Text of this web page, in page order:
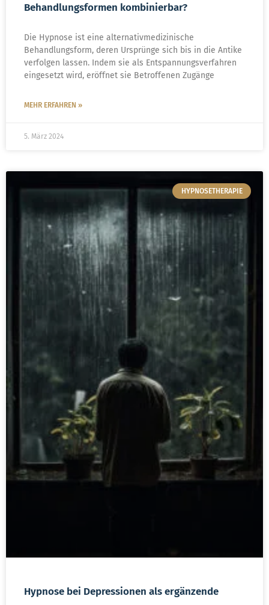
Behandlungsformen kombinierbar?
Die Hypnose ist eine alternativmedizinische
Behandlungsform, deren Ursprünge sich bis in die Antike
verfolgen lassen. Indem sie als Entspannungsverfahren
eingesetzt wird, eröffnet sie Betroffenen Zugänge
MEHR ERFAHREN »
5. März 2024
HYPNOSETHERAPIE
Hypnose bei Depressionen als ergänzende